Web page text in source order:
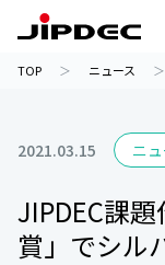
TOP ニュース
2021.03.15 ニ
JIPDEC課
賞」でシル